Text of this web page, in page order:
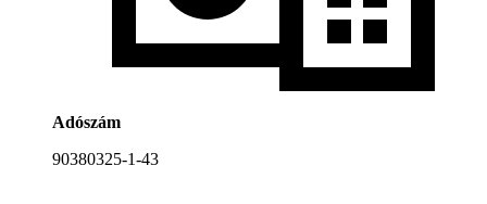
Adószám
90380325-1-43